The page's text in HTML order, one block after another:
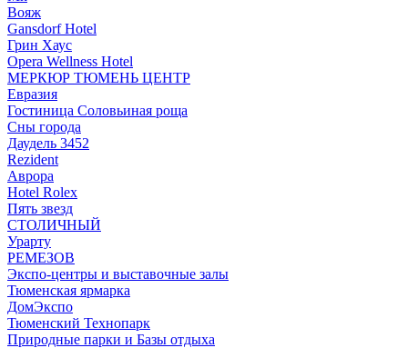
Вояж
Gansdorf Hotel
Грин Хаус
Opera Wellness Hotel
МЕРКЮР ТЮМЕНЬ ЦЕНТР
Евразия
Гостиница Соловьиная роща
Сны города
Даудель 3452
Rezident
Аврора
Hotel Rolex
Пять звезд
СТОЛИЧНЫЙ
Урарту
РЕМЕЗОВ
Экспо-центры и выставочные залы
Тюменская ярмарка
ДомЭкспо
Тюменский Технопарк
Природные парки и Базы отдыха